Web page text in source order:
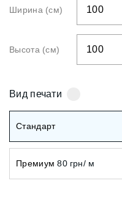
Ширина (см)
Высота (см)
Вид печати
Стандарт
Премиум 80 грн/ м